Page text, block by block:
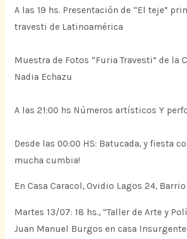
A las 19 hs. Presentación de “El teje”
travesti de Latinoamérica
Muestra de Fotos “Furia Travesti” de la
Nadia Echazu
A las 21:00 hs Números artísticos Y
Desde las 00:00 HS: Batucada, y fiesta
mucha cumbia!
En Casa Caracol, Ovidio Lagos 24, Barrio
Martes 13/07: 18 hs., “Taller de Arte y
Juan Manuel Burgos en casa